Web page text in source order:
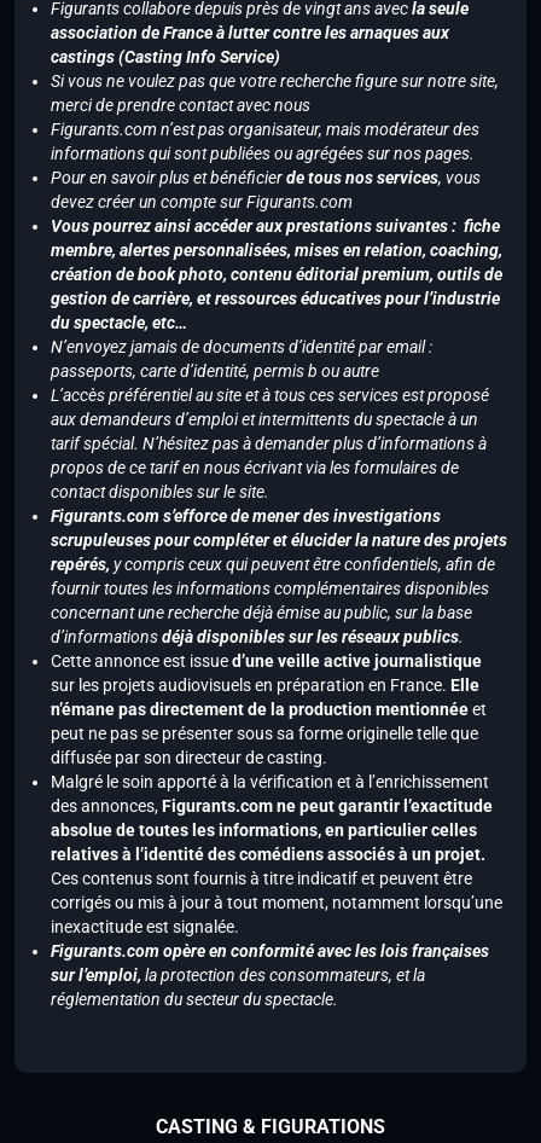
Figurants collabore depuis près de vingt ans avecla seule
association de France à lutter contre les arnaques aux
castings (Casting Info Service)
Si vous ne voulez pas que votre recherche figure sur notre site,
merci de prendre contact avec nous
Figurants.com n’est pas organisateur, mais modérateur des
informations qui sont publiées ou agrégées sur nos pages.
Pour en savoir plus et bénéficierde tous nos services, vous
devez créer un compte sur Figurants.com
Vous pourrez ainsi accéder aux prestations suivantes : fiche
membre, alertes personnalisées, mises en relation, coaching,
création de book photo, contenu éditorial premium, outils de
gestion de carrière, et ressources éducatives pour l’industrie
du spectacle, etc…
N’envoyez jamais de documents d’identité par email :
passeports, carte d’identité, permis b ou autre
L’accès préférentiel au site et à tous ces services est proposé
aux demandeurs d’emploi et intermittents du spectacle à un
tarif spécial. N’hésitez pas à demander plus d’informations à
propos de ce tarif en nous écrivant via les formulaires de
contact disponibles sur le site.
Figurants.com s’efforce de mener des investigations
scrupuleuses pour compléter et élucider la nature des projets
repérés, y compris ceux qui peuvent être confidentiels, afin de
fournir toutes les informations complémentaires disponibles
concernant une recherche déjà émise au public, sur la base
d’informationsdéjà disponibles sur les réseaux publics.
Cette annonce est issued’une veille active journalistique
sur les projets audiovisuels en préparation en France. Elle
n’émane pas directement de la production mentionnéeet
peut ne pas se présenter sous sa forme originelle telle que
diffusée par son directeur de casting.
Malgré le soin apporté à la vérification et à l’enrichissement
des annonces,Figurants.com ne peut garantir l’exactitude
absolue de toutes les informations, en particulier celles
relatives à l’identité des comédiens associés à un projet.
Ces contenus sont fournis à titre indicatif et peuvent être
corrigés ou mis à jour à tout moment, notamment lorsqu’une
inexactitude est signalée.
Figurants.com opère en conformité avec les lois françaises
sur l’emploi, la protection des consommateurs, et la
réglementation du secteur du spectacle.
CASTING & FIGURATIONS